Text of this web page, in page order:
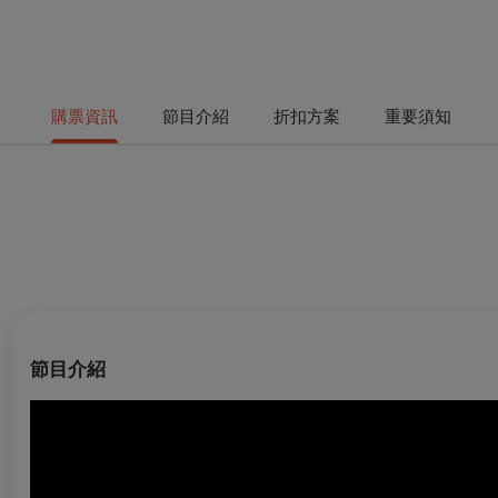
購票資訊 節目介紹 折扣方案 重要須知
節目介紹